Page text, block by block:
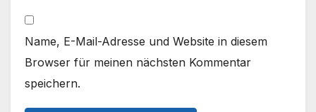
Name, E-Mail-Adresse und Website in diesem
Browser für meinen nächsten Kommentar
speichern.